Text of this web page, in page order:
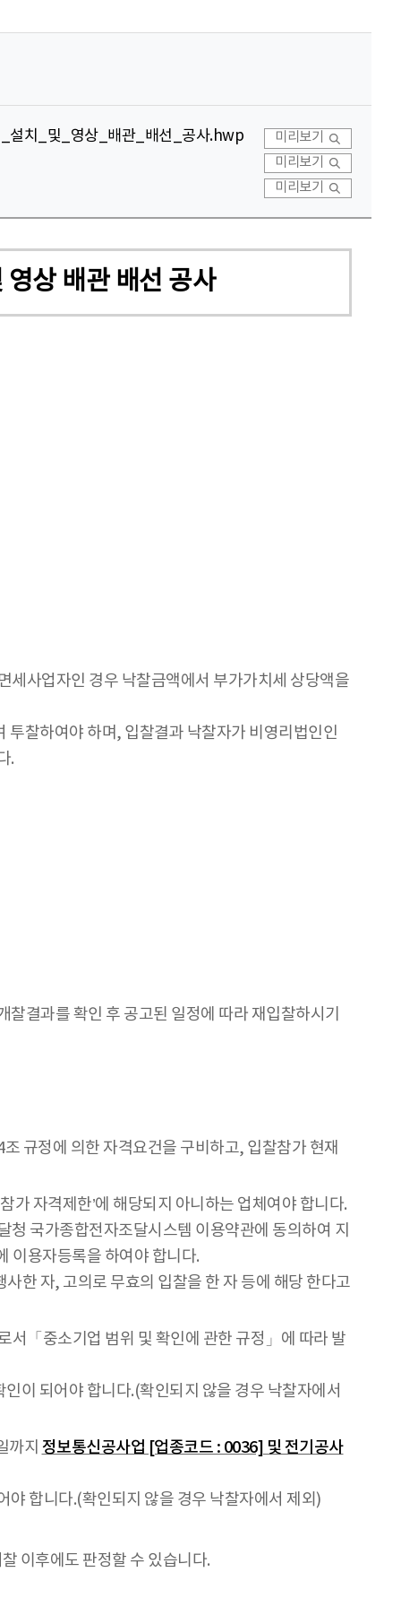
설치_및_영상_배관_배선_공사.hwp
미리보기
미리보기
미리보기
상 배관 배선 공사
사업자인 경우 낙찰금액에서 부가가치세 상당액을
찰하여야 하며, 입찰결과 낙찰자가 비영리법인인
.
과를 확인 후 공고된 일정에 따라 재입찰하시기
규정에 의한 자격요건을 구비하고, 입찰참가 현재
자격제한’에 해당되지 아니하는 업체여야 합니다.
국가종합전자조달시스템 이용약관에 동의하여 지
용자등록을 하여야 합니다.
한 자, 고의로 무효의 입찰을 한 자 등에 해당 한다고
서「중소기업 범위 및 확인에 관한 규정」에 따라 발
이 되어야 합니다.(확인되지 않을 경우 낙찰자에서
까지 정보통신공사업 [업종코드 : 0036] 및 전기공사
합니다.(확인되지 않을 경우 낙찰자에서 제외)
이후에도 판정할 수 있습니다.